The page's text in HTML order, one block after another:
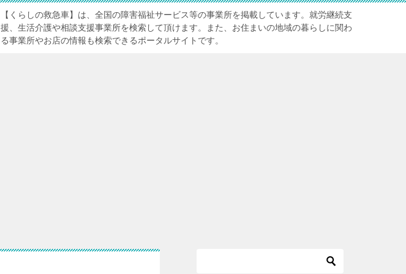
【くらしの救急車】は、全国の障害福祉サービス等の事業所を掲載しています。就労継続支
援、生活介護や相談支援事業所を検索して頂けます。また、お住まいの地域の暮らしに関わ
る事業所やお店の情報も検索できるポータルサイトです。